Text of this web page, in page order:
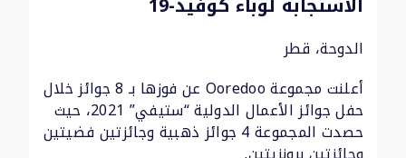
الدوحة، قطر
أعلنت مجموعة Ooredoo عن فوزها بـ 8 جوائز خلال
حفل جوائز الأعمال الدولية “ستيفي” 2021، حيث
حصدت المجموعة 4 جوائز ذهبية وجائزتين فضيتين